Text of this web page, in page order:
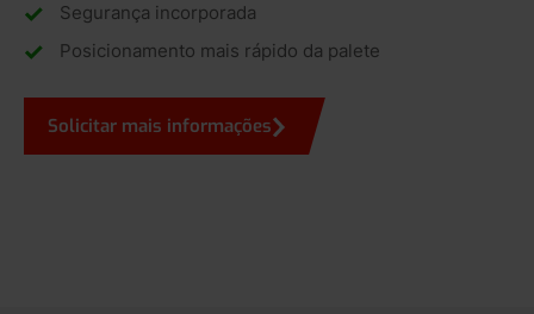
Segurança incorporada
Posicionamento mais rápido da palete
Solicitar mais informações